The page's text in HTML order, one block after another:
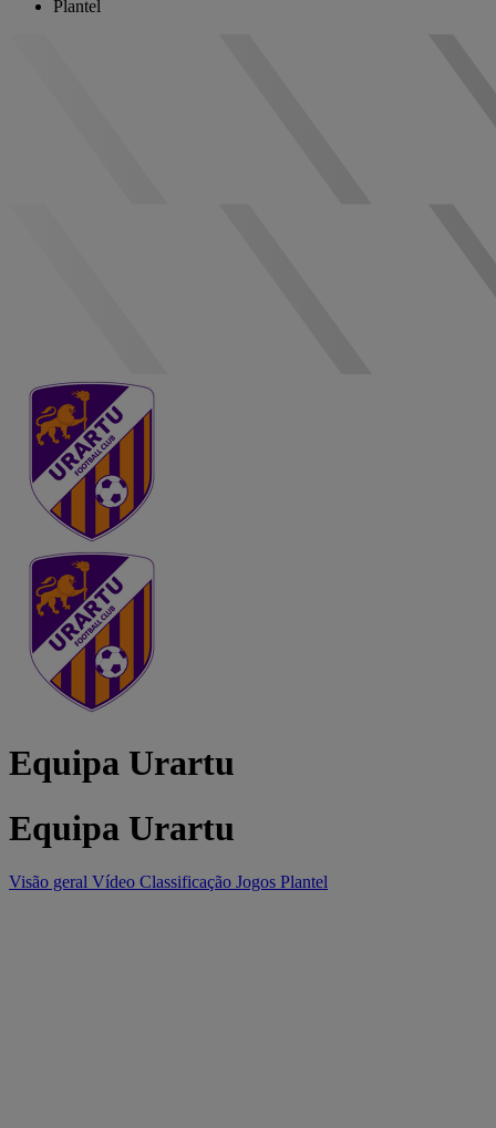
Plantel
Equipa Urartu
Equipa Urartu
Visão geral Vídeo Classificação Jogos Plantel